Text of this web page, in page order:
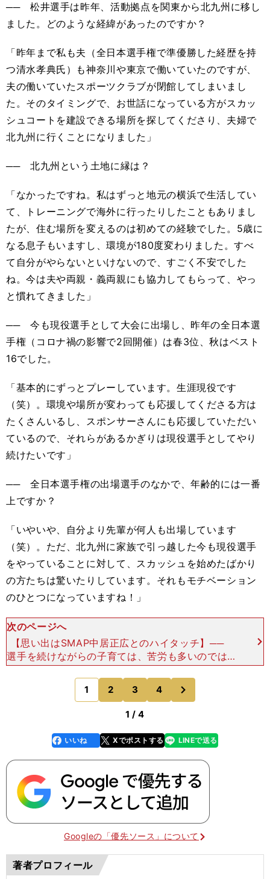
── 松井選手は昨年、活動拠点を関東から北九州に移し
ました。どのような経緯があったのですか？
「昨年まで私も夫（全日本選手権で準優勝した経歴を持
つ清水孝典氏）も神奈川や東京で働いていたのですが、
夫の働いていたスポーツクラブが閉館してしまいまし
た。そのタイミングで、お世話になっている方がスカッ
シュコートを建設できる場所を探してくださり、夫婦で
北九州に行くことになりました」
── 北九州という土地に縁は？
「なかったですね。私はずっと地元の横浜で生活してい
て、トレーニングで海外に行ったりしたこともありまし
たが、住む場所を変えるのは初めての経験でした。5歳に
なる息子もいますし、環境が180度変わりました。すべ
て自分がやらないといけないので、すごく不安でした
ね。今は夫や両親・義両親にも協力してもらって、やっ
と慣れてきました」
── 今も現役選手として大会に出場し、昨年の全日本選
手権（コロナ禍の影響で2回開催）は春3位、秋はベスト
16でした。
「基本的にずっとプレーしています。生涯現役です
（笑）。環境や場所が変わっても応援してくださる方は
たくさんいるし、スポンサーさんにも応援していただい
ているので、それらがあるかぎりは現役選手としてやり
続けたいです」
── 全日本選手権の出場選手のなかで、年齢的には一番
上ですか？
「いやいや、自分より先輩が何人も出場しています
（笑）。ただ、北九州に家族で引っ越した今も現役選手
をやっていることに対して、スカッシュを始めたばかり
の方たちは驚いたりしています。それもモチベーション
のひとつになっていますね！」
次のページへ
【思い出はSMAP中居正広とのハイタッチ】──
選手を続けながらの子育ては、苦労も多いのではな
いですか？「子育ては初めてのことなのでわからな
いことも多々ありますが、夫や家族に支えてもらい
ながらスカ
1 2 3 4
のページへ
1 / 4
faceboo
k
いいね Xでポストする
line LINEで送る
Googleの「優先ソース」について
著者プロフィール